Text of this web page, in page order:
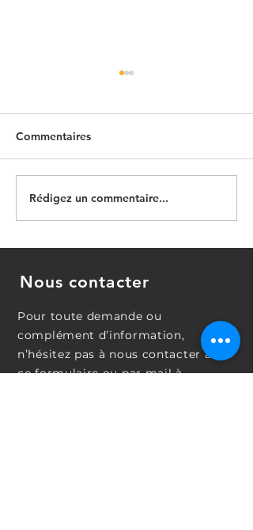
Prise de décision :
Comment prendre de
Commentaires
Rédigez un commentaire...
Nous contacter
Pour toute demande ou
complément d’information,
n’hésitez pas à nous contacter avec
ce formulaire ou par mail à